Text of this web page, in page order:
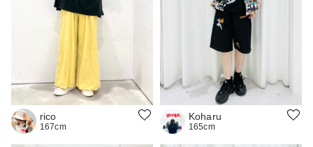
rico
167cm
Koharu
165cm